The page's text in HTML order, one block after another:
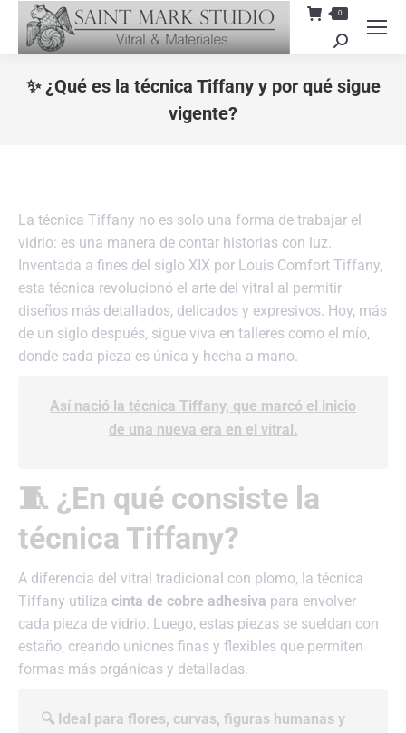
0
Search:
✨ ¿Qué es la técnica Tiffany y por qué sigue
vigente?
La técnica Tiffany no es solo una forma de trabajar el
vidrio: es una manera de contar historias con luz.
Inventada a fines del siglo XIX por Louis Comfort Tiffany,
esta técnica revolucionó el arte del vitral al permitir
diseños más detallados, delicados y expresivos. Hoy, más
de un siglo después, sigue viva en talleres como el mío,
donde cada pieza es única y hecha a mano.
Así nació la técnica Tiffany, que marcó el inicio
de una nueva era en el vitral.
🧵 ¿En qué consiste la
técnica Tiffany?
A diferencia del vitral tradicional con plomo, la técnica
Tiffany utiliza cinta de cobre adhesiva para envolver
cada pieza de vidrio. Luego, estas piezas se sueldan con
estaño, creando uniones finas y flexibles que permiten
formas más orgánicas y detalladas.
🔍 Ideal para flores, curvas, figuras humanas y